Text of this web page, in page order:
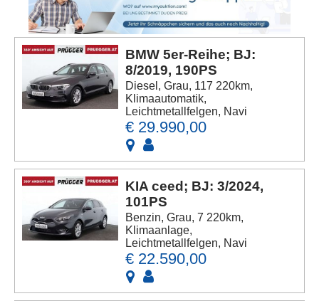
BMW 5er-Reihe; BJ:
8/2019, 190PS
Diesel, Grau, 117 220km,
Klimaautomatik,
Leichtmetallfelgen, Navi
€ 29.990,00
KIA ceed; BJ: 3/2024,
101PS
Benzin, Grau, 7 220km,
Klimaanlage,
Leichtmetallfelgen, Navi
€ 22.590,00